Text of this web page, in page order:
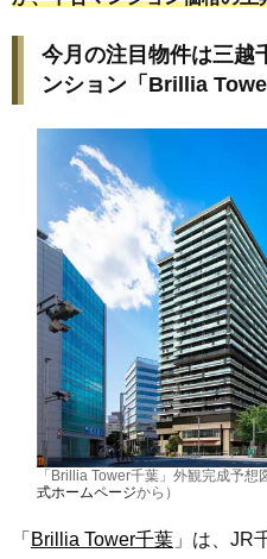
今月の注目物件は三越
ンション「Brillia
「Brillia Tower千葉」外観完成予想
式ホームページから）
「 Brillia Tower千葉 」は、JR